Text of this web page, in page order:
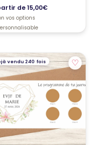
de15,00€
vos options
vendu 240 fois ♡